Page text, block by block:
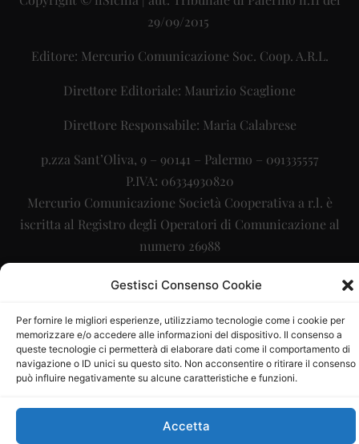
Gestisci Consenso Cookie
Per fornire le migliori esperienze, utilizziamo tecnologie come i cookie per
memorizzare e/o accedere alle informazioni del dispositivo. Il consenso a
queste tecnologie ci permetterà di elaborare dati come il comportamento di
navigazione o ID unici su questo sito. Non acconsentire o ritirare il consenso
può influire negativamente su alcune caratteristiche e funzioni.
Accetta
29/09/2015
Editore: Mercurio Comunicazione Soc. Coop. A.R.L.
Direttore Editoriale: Maurizio Scaglione
Direttore Responsabile: Maria Calabrese
p.zza Sant’Oliva, 9 – 90141 – Palermo – 091335557
P.IVA: 06334930820
Mercurio Comunicazione Società Cooperativa a r.l. è
iscritta al Registro degli Operatori di Comunicazione al
numero 26988
Sito gestito daLa Digitale srl– info@ladigitale.it